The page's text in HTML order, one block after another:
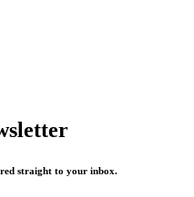
straight to your inbox.